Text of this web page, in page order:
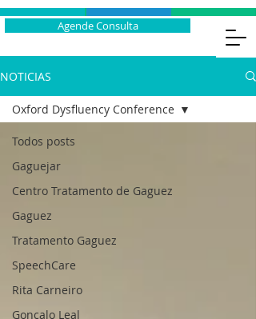
Agende Consulta
NOTICIAS
Todos posts
Gaguejar
Centro Tratamento de Gaguez
Gaguez
Tratamento Gaguez
SpeechCare
Rita Carneiro
Gonçalo Leal
Oxford Dysfluency Conference